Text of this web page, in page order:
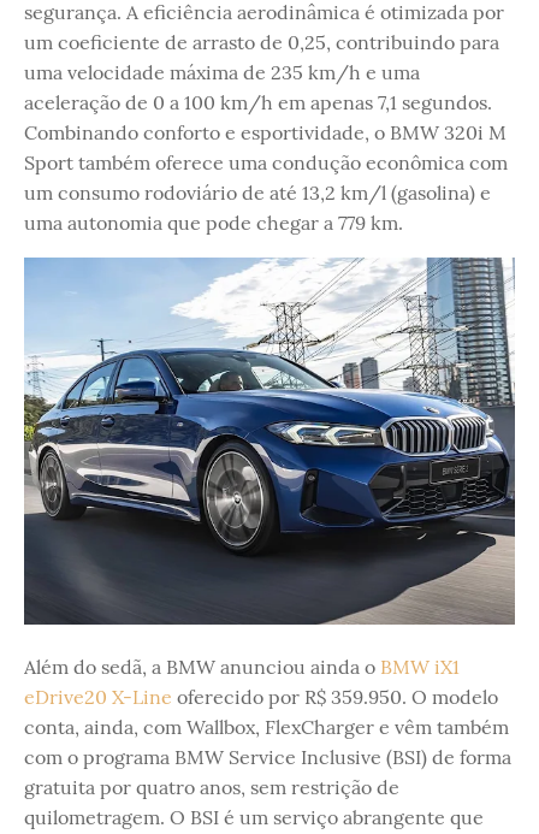
segurança. A eficiência aerodinâmica é otimizada por
um coeficiente de arrasto de 0,25, contribuindo para
uma velocidade máxima de 235 km/h e uma
aceleração de 0 a 100 km/h em apenas 7,1 segundos.
Combinando conforto e esportividade, o BMW 320i M
Sport também oferece uma condução econômica com
um consumo rodoviário de até 13,2 km/l (gasolina) e
uma autonomia que pode chegar a 779 km.
Além do sedã, a BMW anunciou ainda o BMW iX1
eDrive20 X-Line oferecido por R$ 359.950. O modelo
conta, ainda, com Wallbox, FlexCharger e vêm também
com o programa BMW Service Inclusive (BSI) de forma
gratuita por quatro anos, sem restrição de
quilometragem. O BSI é um serviço abrangente que